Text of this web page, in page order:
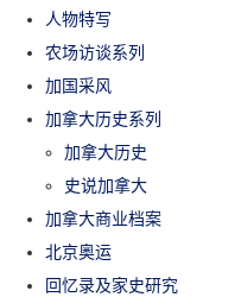
人物特写
农场访谈系列
加国采风
加拿大历史系列
加拿大历史
史说加拿大
加拿大商业档案
北京奥运
回忆录及家史研究